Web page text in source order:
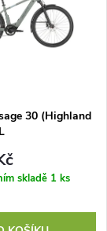
30 (Highland
skladě 1 ks